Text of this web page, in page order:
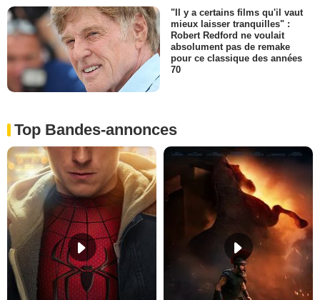
"Il y a certains films qu'il vaut
mieux laisser tranquilles" :
Robert Redford ne voulait
absolument pas de remake
pour ce classique des années
70
Top Bandes-annonces